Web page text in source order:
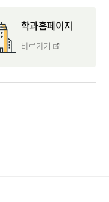
학과홈페이지
바로가기